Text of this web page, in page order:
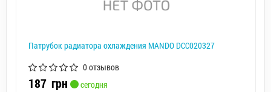
Патрубок радиатора охлаждения MANDO DCC020327
0 отзывов
187 грн сегодня